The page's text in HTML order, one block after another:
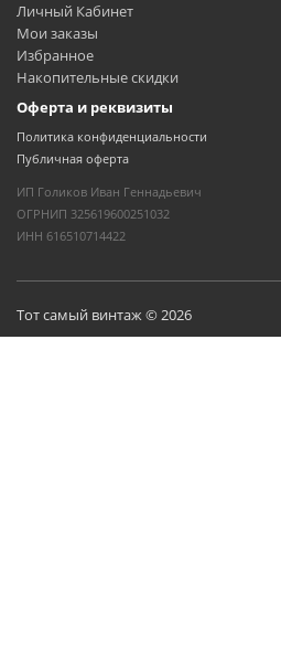
Личный Кабинет
Мои заказы
Избранное
Накопительные скидки
Оферта и реквизиты
Политика конфиденциальности
Публичная оферта
ИП Голиков Иван Геннадьевич
ОГРНИП 325619600251032
ИНН 616510714422
Тот самый винтаж © 2026